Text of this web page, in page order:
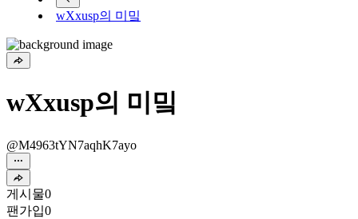
wXxusp의 미밐
wXxusp의 미밐
@M4963tYN7aqhK7ayo
게시물0
팬가입0